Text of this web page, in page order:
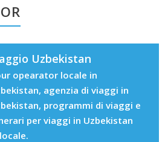
Uzbekistan
opearator locale in
agenzia di viaggi in
programmi di viaggi e
per viaggi in Uzbekistan